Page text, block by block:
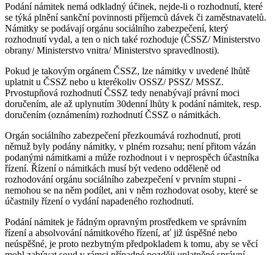
Podání námitek nemá odkladný účinek, nejde-li o rozhodnutí, které
se týká plnění sankční povinnosti příjemců dávek či zaměstnavatelů.
Námitky se podávají orgánu sociálního zabezpečení, který
rozhodnutí vydal, a ten o nich také rozhoduje (ČSSZ/ Ministerstvo
obrany/ Ministerstvo vnitra/ Ministerstvo spravedlnosti).
Pokud je takovým orgánem ČSSZ, lze námitky v uvedené lhůtě
uplatnit u ČSSZ nebo u kterékoliv OSSZ/ PSSZ/ MSSZ.
Prvostupňová rozhodnutí ČSSZ tedy nenabývají právní moci
doručením, ale až uplynutím 30denní lhůty k podání námitek, resp.
doručením (oznámením) rozhodnutí ČSSZ o námitkách.
Orgán sociálního zabezpečení přezkoumává rozhodnutí, proti
němuž byly podány námitky, v plném rozsahu; není přitom vázán
podanými námitkami a může rozhodnout i v neprospěch účastníka
řízení. Řízení o námitkách musí být vedeno odděleně od
rozhodování orgánu sociálního zabezpečení v prvním stupni -
nemohou se na něm podílet, ani v něm rozhodovat osoby, které se
účastnily řízení o vydání napadeného rozhodnutí.
Podání námitek je řádným opravným prostředkem ve správním
řízení a absolvování námitkového řízení, ať již úspěšné nebo
neúspěšné, je proto nezbytným předpokladem k tomu, aby se věcí